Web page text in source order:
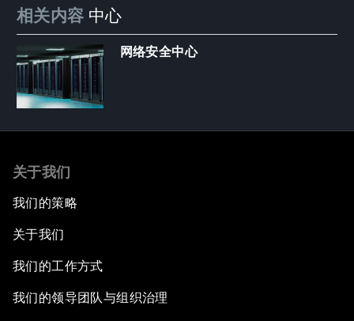
相关内容 中心
网络安全中心
关于我们
我们的策略
关于我们
我们的工作方式
我们的领导团队与组织治理